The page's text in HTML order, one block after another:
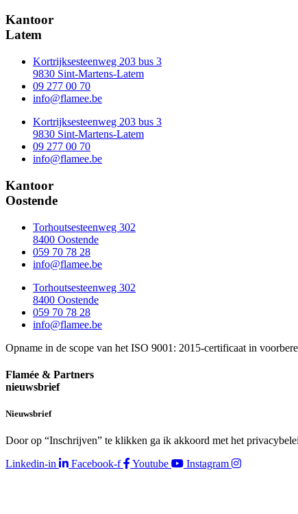
Kantoor
Latem
Kortrijksesteenweg 203 bus 3
9830 Sint-Martens-Latem
09 277 00 70
info@flamee.be
Kortrijksesteenweg 203 bus 3
9830 Sint-Martens-Latem
09 277 00 70
info@flamee.be
Kantoor
Oostende
Torhoutsesteenweg 302
8400 Oostende
059 70 78 28
info@flamee.be
Torhoutsesteenweg 302
8400 Oostende
059 70 78 28
info@flamee.be
Opname in de scope van het ISO 9001: 2015-certificaat in
Flamée & Partners
nieuwsbrief
Nieuwsbrief
Door op “Inschrijven” te klikken ga ik akkoord met het
Linkedin-in
Facebook-f Youtube Instagram